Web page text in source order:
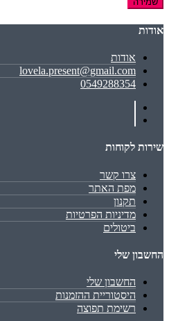
אודות
אודות
lovela.present@gmail.com
0549288354
שירות לקוחות
צרו קשר
מפת האתר
תקנון
מדיניות הפרטיות
ביטולים
החשבון שלי
החשבון שלי
היסטוריית ההזמנות
רשימת תפוצה